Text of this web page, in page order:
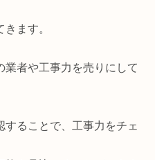
ます。
業者や工事力を売りにして
ることで、工事力をチェ